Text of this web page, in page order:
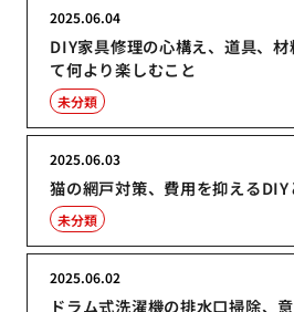
DIY家具修理の心構え、道具、
て何より楽しむこと
2025.06.04
未分類
猫の網戸対策、費用を抑える
2025.06.03
未分類
ドラム式洗濯機の排水口掃除、
2025.06.02